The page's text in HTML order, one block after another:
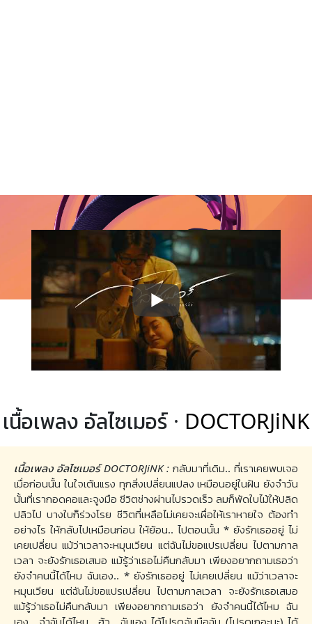
เนื้อเพลง อัลไซเมอร์ · DOCTORJiNK
เนื้อเพลง อัลไซเมอร์ DOCTORJiNK : กลับมาที่เดิม.. ที่เราเคยพบเจอ
เมื่อก่อนนั้น ในใจเต้นแรง ทุกสิ่งเปลี่ยนแปลง เหมือนอยู่ในฝัน ยังจำวัน
นั้นที่เรากอดคอและจูงมือ ชีวิตช่างผ่านไปรวดเร็ว ลมก็พัดใบไม้ให้ปลิด
ปลิวไป บางใบก็ร่วงโรย ชีวิตที่เหลือไม่เคยจะเผื่อให้เราหายใจ ต้องทำ
อย่างไร ให้กลับไปเหมือนก่อน ให้ย้อน.. ไปตอนนั้น * ยังรักเธออยู่ ไม่
เคยเปลี่ยน แม้ว่าเวลาจะหมุนเวียน แต่ฉันไม่ขอแปรเปลี่ยน ไปตามกาล
เวลา จะยังรักเธอเสมอ แม้รู้ว่าเธอไม่คืนกลับมา เพียงอยากถามเธอว่า
ยังจำคนนี้ได้ไหม ฉันเอง.. * ยังรักเธออยู่ ไม่เคยเปลี่ยน แม้ว่าเวลาจะ
หมุนเวียน แต่ฉันไม่ขอแปรเปลี่ยน ไปตามกาลเวลา จะยังรักเธอเสมอ
แม้รู้ว่าเธอไม่คืนกลับมา เพียงอยากถามเธอว่า ยังจำคนนี้ได้ไหม ฉัน